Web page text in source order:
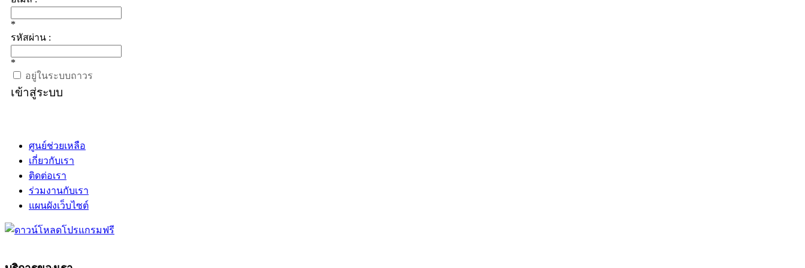
*
รหัสผ่าน :
*
อยู่ในระบบถาวร
เข้าสู่ระบบ
ศูนย์ช่วยเหลือ
เกี่ยวกับเรา
ติดต่อเรา
ร่วมงานกับเรา
แผนผังเว็บไซต์